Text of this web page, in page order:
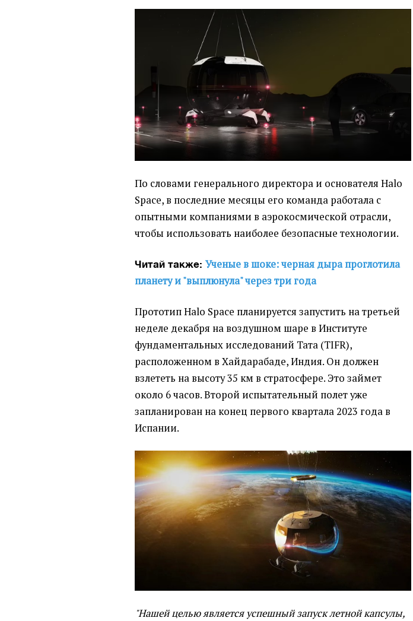
По словами генерального директора и основателя Halo
Space, в последние месяцы его команда работала с
опытными компаниями в аэрокосмической отрасли,
чтобы использовать наиболее безопасные технологии.
Читай также:Ученые в шоке: черная дыра проглотила
планету и "выплюнула" через три года
Прототип Halo Space планируется запустить на третьей
неделе декабря на воздушном шаре в Институте
фундаментальных исследований Тата (TIFR),
расположенном в Хайдарабаде, Индия. Он должен
взлететь на высоту 35 км в стратосфере. Это займет
около 6 часов. Второй испытательный полет уже
запланирован на конец первого квартала 2023 года в
Испании.
"Нашей целью является успешный запуск летной капсулы,